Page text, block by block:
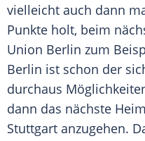
vielleicht auch dann
Punkte holt, beim
Union Berlin zum
Berlin ist schon der
durchaus
dann das nächste
Stuttgart anzugehen.